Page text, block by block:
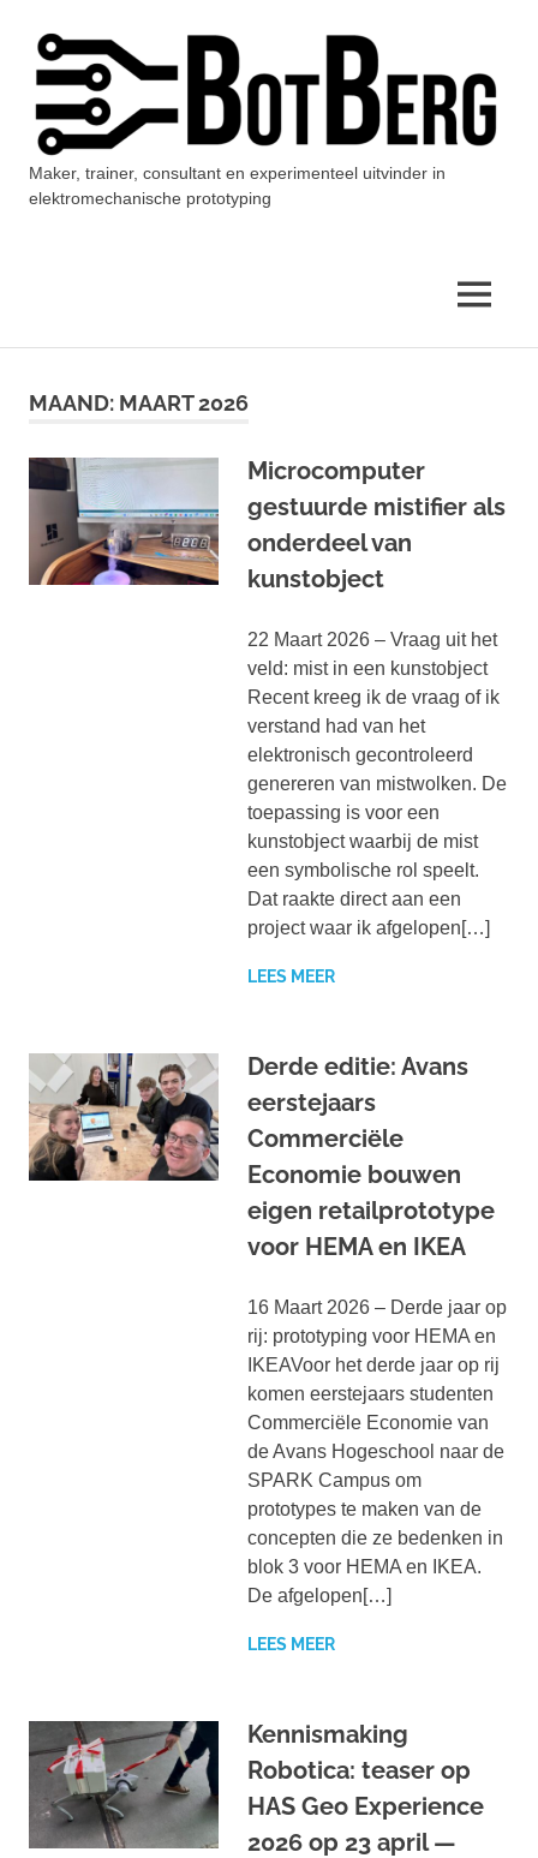
inhoud
BotBerg
Maker, trainer, consultant en experimenteel uitvinder in
elektromechanische prototyping
MENU
MAAND: MAART 2026
Microcomputer
gestuurde mistifier als
onderdeel van
kunstobject
22 Maart 2026 – Vraag uit het
veld: mist in een kunstobject
Recent kreeg ik de vraag of ik
verstand had van het
elektronisch gecontroleerd
genereren van mistwolken. De
toepassing is voor een
kunstobject waarbij de mist
een symbolische rol speelt.
Dat raakte direct aan een
project waar ik afgelopen[…]
LEES MEER
Derde editie: Avans
eerstejaars
Commerciële
Economie bouwen
eigen retailprototype
voor HEMA en IKEA
16 Maart 2026 – Derde jaar op
rij: prototyping voor HEMA en
IKEAVoor het derde jaar op rij
komen eerstejaars studenten
Commerciële Economie van
de Avans Hogeschool naar de
SPARK Campus om
prototypes te maken van de
concepten die ze bedenken in
blok 3 voor HEMA en IKEA.
De afgelopen[…]
LEES MEER
Kennismaking
Robotica: teaser op
HAS Geo Experience
2026 op 23 april —